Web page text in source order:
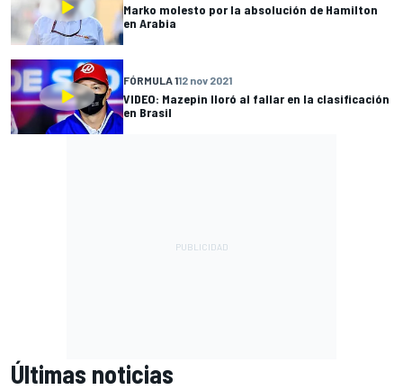
Marko molesto por la absolución de Hamilton
en Arabia
FÓRMULA 112 nov 2021
VIDEO: Mazepin lloró al fallar en la clasificación
en Brasil
Últimas noticias